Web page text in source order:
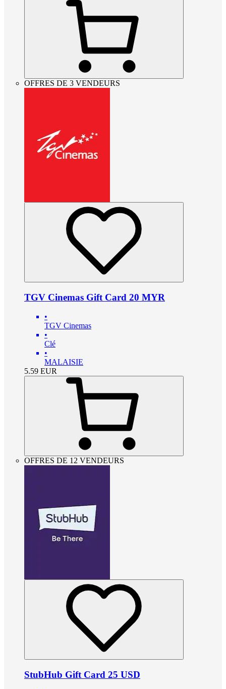
OFFRES DE 3 VENDEURS
TGV Cinemas Gift Card 20 MYR
•
TGV Cinemas
•
Clé
•
MALAISIE
5.59 EUR
OFFRES DE 12 VENDEURS
StubHub Gift Card 25 USD